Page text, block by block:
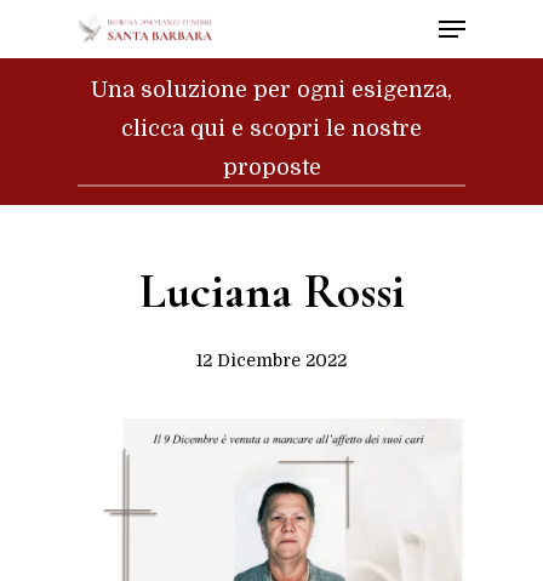
to
Menu
Una soluzione per ogni esigenza,
clicca qui e scopri le nostre
proposte
Luciana Rossi
12 Dicembre 2022